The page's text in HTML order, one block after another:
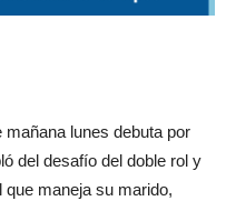
lunes debuta por
del desafío del doble rol y
maneja su marido,